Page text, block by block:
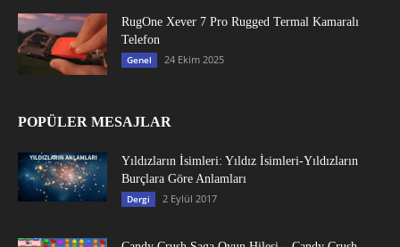
RugOne Xever 7 Pro Rugged Termal Kamaralı
Telefon
Genel 24 Ekim 2025
POPÜLER MESAJLAR
Yıldızların İsimleri: Yıldız İsimleri-Yıldızların
Burçlara Göre Anlamları
Dergi 2 Eylül 2017